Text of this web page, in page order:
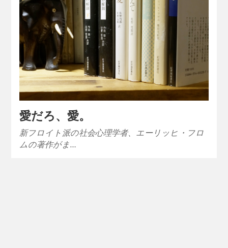
愛だろ、愛。
新フロイト派の社会心理学者、エーリッヒ・フロ
ムの著作がま…